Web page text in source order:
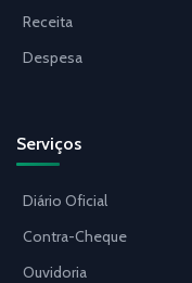
Receita
Despesa
Serviços
Diário Oficial
Contra-Cheque
Ouvidoria